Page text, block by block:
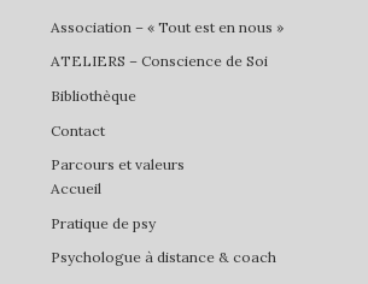
Association – « Tout est en nous »
ATELIERS – Conscience de Soi
Bibliothèque
Contact
Parcours et valeurs
Accueil
Pratique de psy
Psychologue à distance & coach